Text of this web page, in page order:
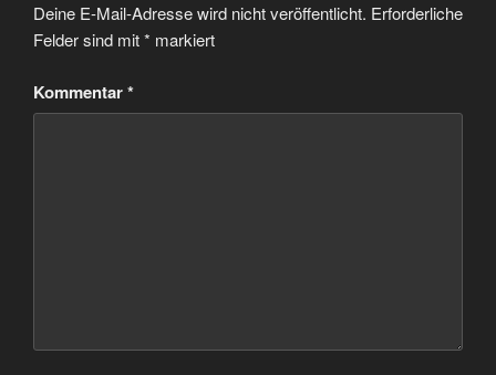
Deine E-Mail-Adresse wird nicht veröffentlicht. Erforderliche
Felder sind mit* markiert
Kommentar*